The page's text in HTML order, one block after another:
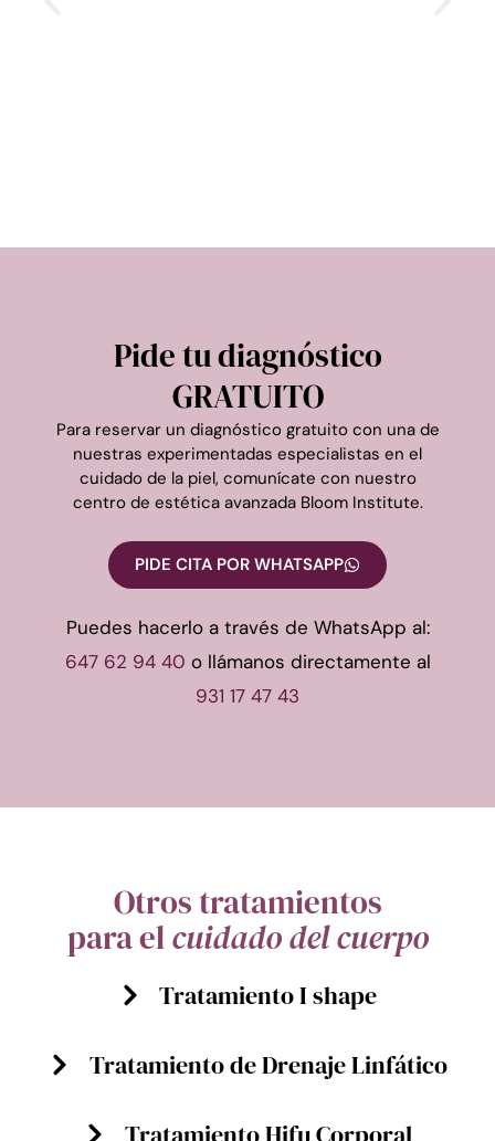
Pide tu diagnóstico
GRATUITO
Para reservar un diagnóstico gratuito con una de
nuestras experimentadas especialistas en el
cuidado de la piel, comunícate con nuestro
centro de estética avanzada Bloom Institute.
PIDE CITA POR WHATSAPP
Puedes hacerlo a través de WhatsApp al:
647 62 94 40 o llámanos directamente al
931 17 47 43
Otros tratamientos
para elcuidado del cuerpo
Tratamiento I shape
Tratamiento de Drenaje Linfático
Tratamiento Hifu Corporal